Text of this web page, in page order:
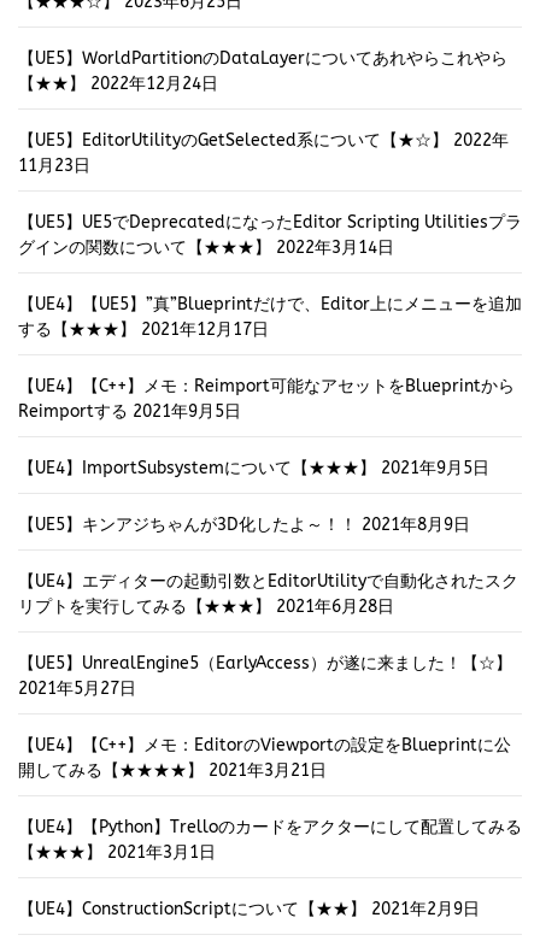
【UE5】WorldPartitionのDataLayerについてあれやらこれやら
【★★】
2022年12月24日
【UE5】EditorUtilityのGetSelected系について【★☆】
2022年
11月23日
【UE5】UE5でDeprecatedになったEditor Scripting Utilitiesプラ
グインの関数について【★★★】
2022年3月14日
【UE4】【UE5】”真”Blueprintだけで、Editor上にメニューを追加
する【★★★】
2021年12月17日
【UE4】【C++】メモ：Reimport可能なアセットをBlueprintから
Reimportする 2021年9月5日
【UE4】ImportSubsystemについて【★★★】 2021年9月5日
【UE5】キンアジちゃんが3D化したよ～！！ 2021年8月9日
【UE4】エディターの起動引数とEditorUtilityで自動化されたスク
リプトを実行してみる【★★★】
2021年6月28日
【UE5】UnrealEngine5（EarlyAccess）が遂に来ました！【☆】
2021年5月27日
【UE4】【C++】メモ：EditorのViewportの設定をBlueprintに公
開してみる【★★★★】
2021年3月21日
【UE4】【Python】Trelloのカードをアクターにして配置してみる
【★★★】
2021年3月1日
【UE4】ConstructionScriptについて【★★】 2021年2月9日